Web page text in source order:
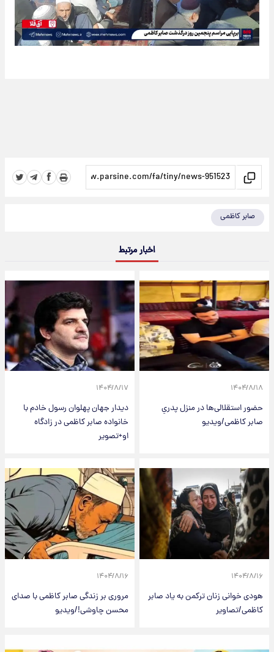
Video
صابر کاظمی
اخبار مرتبط
۱۴۰۴/۸/۱۸
حضور استقلالی‌ها در منزل پدریِ
صابر کاظمی/ویدیو
۱۴۰۴/۸/۱۷
دیدار جهان پهلوان رسول خادم با
خانواده صابر کاظمی در زادگاه
او+تصویر
۱۴۰۴/۸/۱۶
هودی خوانی زنان ترکمن به یاد صابر
کاظمی/تصاویر
۱۴۰۴/۸/۱۶
مروری بر زندگی صابر کاظمی با صدای
محسن چاوشی!/ویدیو